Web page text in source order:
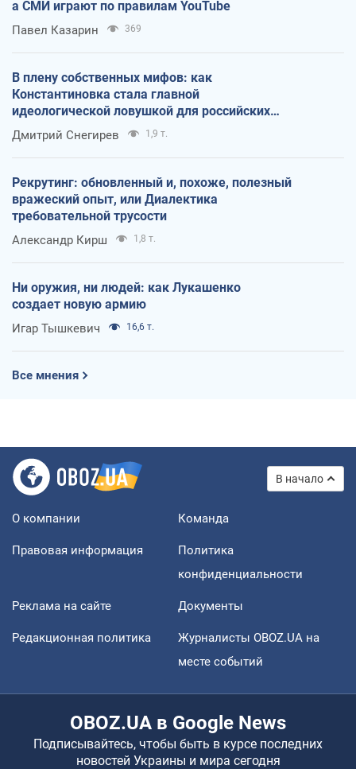
а СМИ играют по правилам YouTube
Павел Казарин 369
В плену собственных мифов: как
Константиновка стала главной
идеологической ловушкой для российских
оккупантов
Дмитрий Снегирев 1,9 т.
Рекрутинг: обновленный и, похоже, полезный
вражеский опыт, или Диалектика
требовательной трусости
Александр Кирш 1,8 т.
Ни оружия, ни людей: как Лукашенко
создает новую армию
Игар Тышкевич 16,6 т.
Все мнения
В начало
О компании Команда
Правовая информация
Политика
конфиденциальности
Реклама на сайте Документы
Редакционная политика
Журналисты OBOZ.UA на
месте событий
OBOZ.UA в Google News
Подписывайтесь, чтобы быть в курсе последних
новостей Украины и мира сегодня